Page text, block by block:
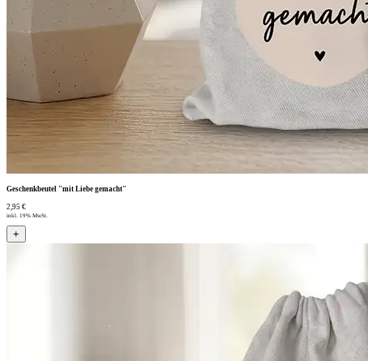
Geschenkbeutel "mit Liebe gemacht"
2,95 €
inkl. 19% MwSt.
+